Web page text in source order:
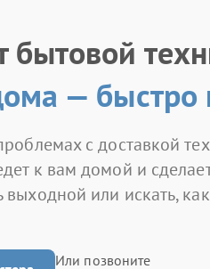
бытовой
— быстро
с доставкой
к вам домой и
выходной или искать,
Или позвоните